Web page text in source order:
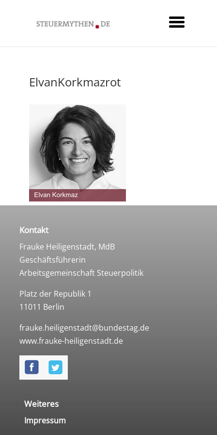
ElvanKorkmazrot
Kontakt
Frauke Heiligenstadt, MdB
Geschäftsführerin
Arbeitsgemeinschaft Steuerpolitik
Platz der Republik 1
11011 Berlin
frauke.heiligenstadt@bundestag.de
www.frauke-heiligenstadt.de
Weiteres
Impressum